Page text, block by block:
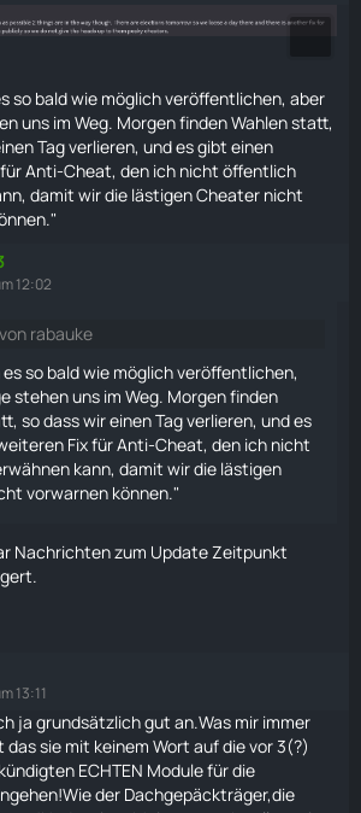
so bald wie möglich veröffentlichen, aber
uns im Weg. Morgen finden Wahlen statt,
Tag verlieren, und es gibt einen
Anti-Cheat, den ich nicht öffentlich
damit wir die lästigen Cheater nicht
"
12:02
rabauke
so bald wie möglich veröffentlichen,
stehen uns im Weg. Morgen finden
so dass wir einen Tag verlieren, und es
Fix für Anti-Cheat, den ich nicht
kann, damit wir die lästigen
vorwarnen können."
Nachrichten zum Update Zeitpunkt
13:11
ja grundsätzlich gut an.Was mir immer
sie mit keinem Wort auf die vor 3(?)
ECHTEN Module für die
der Dachgepäckträger,die